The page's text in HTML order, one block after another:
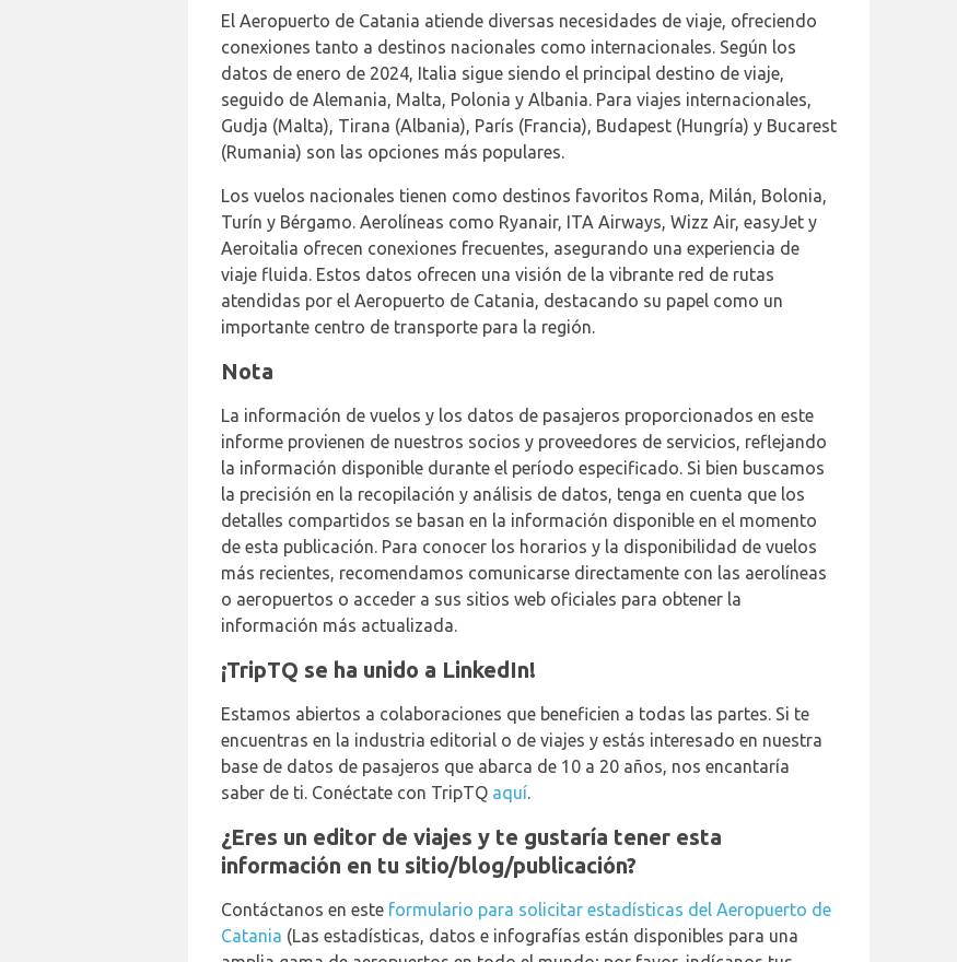
El Aeropuerto de Catania atiende diversas necesidades de viaje, ofreciendo
conexiones tanto a destinos nacionales como internacionales. Según los
datos de enero de 2024, Italia sigue siendo el principal destino de viaje,
seguido de Alemania, Malta, Polonia y Albania. Para viajes internacionales,
Gudja (Malta), Tirana (Albania), París (Francia), Budapest (Hungría) y Bucarest
(Rumania) son las opciones más populares.
Los vuelos nacionales tienen como destinos favoritos Roma, Milán, Bolonia,
Turín y Bérgamo. Aerolíneas como Ryanair, ITA Airways, Wizz Air, easyJet y
Aeroitalia ofrecen conexiones frecuentes, asegurando una experiencia de
viaje fluida. Estos datos ofrecen una visión de la vibrante red de rutas
atendidas por el Aeropuerto de Catania, destacando su papel como un
importante centro de transporte para la región.
Nota
La información de vuelos y los datos de pasajeros proporcionados en este
informe provienen de nuestros socios y proveedores de servicios, reflejando
la información disponible durante el período especificado. Si bien buscamos
la precisión en la recopilación y análisis de datos, tenga en cuenta que los
detalles compartidos se basan en la información disponible en el momento
de esta publicación. Para conocer los horarios y la disponibilidad de vuelos
más recientes, recomendamos comunicarse directamente con las aerolíneas
o aeropuertos o acceder a sus sitios web oficiales para obtener la
información más actualizada.
¡TripTQ se ha unido a LinkedIn!
Estamos abiertos a colaboraciones que beneficien a todas las partes. Si te
encuentras en la industria editorial o de viajes y estás interesado en nuestra
base de datos de pasajeros que abarca de 10 a 20 años, nos encantaría
saber de ti. Conéctate con TripTQ aquí.
¿Eres un editor de viajes y te gustaría tener esta
información en tu sitio/blog/publicación?
Contáctanos en este formulario para solicitar estadísticas del Aeropuerto de
Catania (Las estadísticas, datos e infografías están disponibles para una